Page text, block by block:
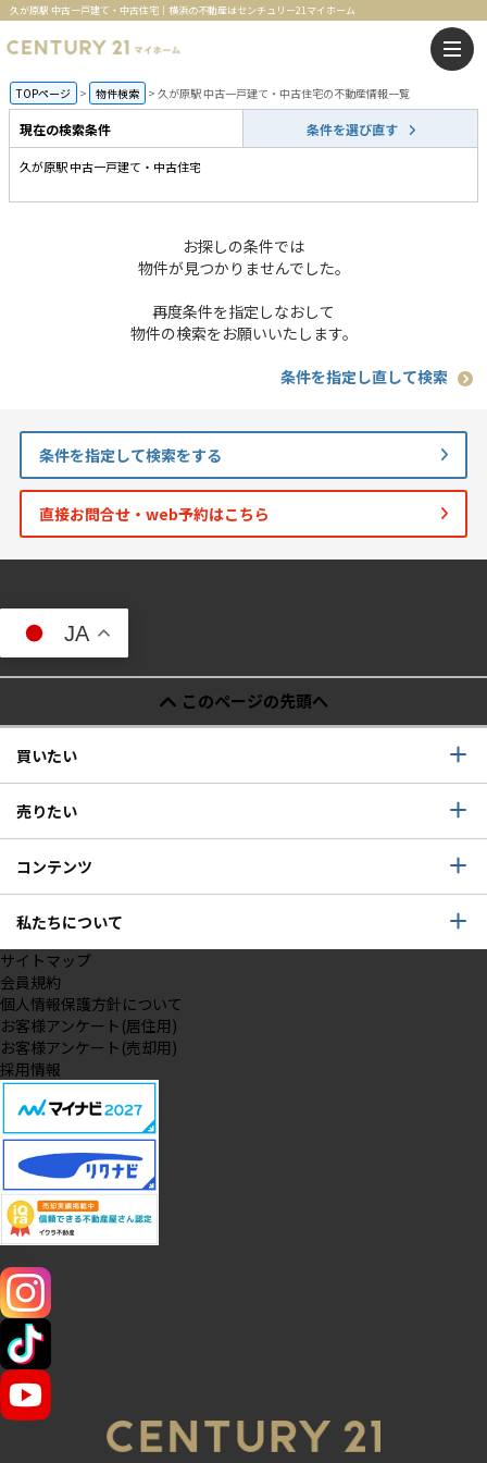
久が原駅 中古一戸建て・中古住宅｜横浜の不動産はセンチュリー21マイホーム
TOPページ 物件検索 久が原駅 中古一戸建て・中古住宅の不動産情報一覧
現在の検索条件 条件を選び直す
久が原駅 中古一戸建て・中古住宅
お探しの条件では
物件が見つかりませんでした。
再度条件を指定しなおして
物件の検索をお願いいたします。
条件を指定し直して検索
条件を指定して検索をする
直接お問合せ・web予約はこちら
JA
このページの先頭へ
買いたい
売りたい
コンテンツ
私たちについて
サイトマップ
会員規約
個人情報保護方針について
お客様アンケート(居住用)
お客様アンケート(売却用)
採用情報